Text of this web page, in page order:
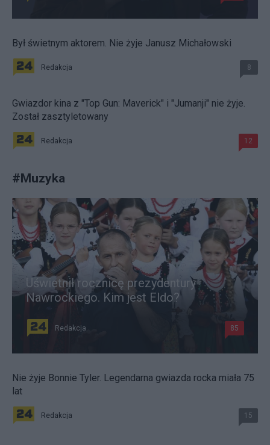
Był świetnym aktorem. Nie żyje Janusz Michałowski
Redakcja 8
Gwiazdor kina z "Top Gun: Maverick" i "Jumanji" nie żyje.
Został zasztyletowany
Redakcja 12
#Muzyka
Uświetnił rocznicę prezydentury
Nawrockiego. Kim jest Eldo?
Redakcja 85
Nie żyje Bonnie Tyler. Legendarna gwiazda rocka miała 75
lat
Redakcja 15